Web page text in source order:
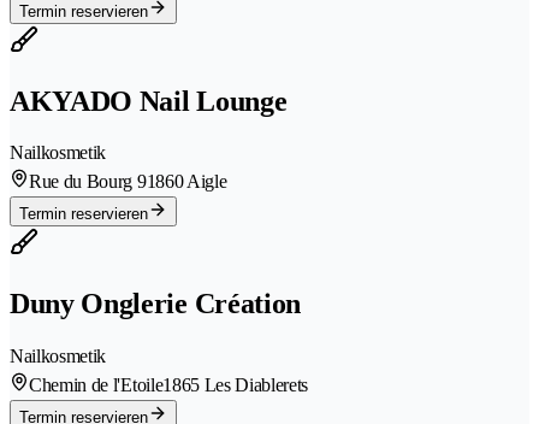
Termin reservieren
AKYADO Nail Lounge
Nailkosmetik
Rue du Bourg 91860 Aigle
Termin reservieren
Duny Onglerie Création
Nailkosmetik
Chemin de l'Etoile1865 Les Diablerets
Termin reservieren